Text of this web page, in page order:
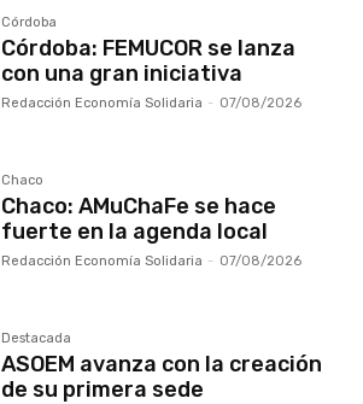
Córdoba
Córdoba: FEMUCOR se lanza
con una gran iniciativa
Redacción Economía Solidaria - 07/08/2026
Chaco
Chaco: AMuChaFe se hace
fuerte en la agenda local
Redacción Economía Solidaria - 07/08/2026
Destacada
ASOEM avanza con la creación
de su primera sede